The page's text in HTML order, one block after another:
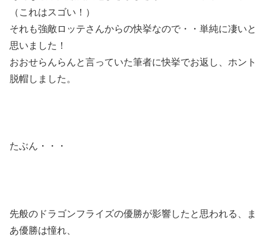
（これはスゴい！）
それも強敵ロッテさんからの快挙なので・・単純に凄いと
思いました！
おおせらんらんと言っていた筆者に快挙でお返し、ホント
脱帽しました。
たぶん・・・
先般のドラゴンフライズの優勝が影響したと思われる、ま
あ優勝は憧れ、